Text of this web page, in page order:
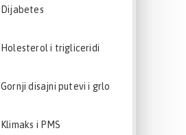
Dijabetes
Holesterol i trigliceridi
Gornji disajni putevi i grlo
Klimaks i PMS